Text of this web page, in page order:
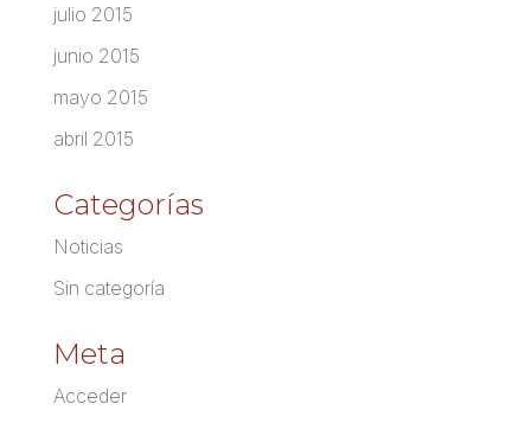
julio 2015
junio 2015
mayo 2015
abril 2015
Categorías
Noticias
Sin categoría
Meta
Acceder